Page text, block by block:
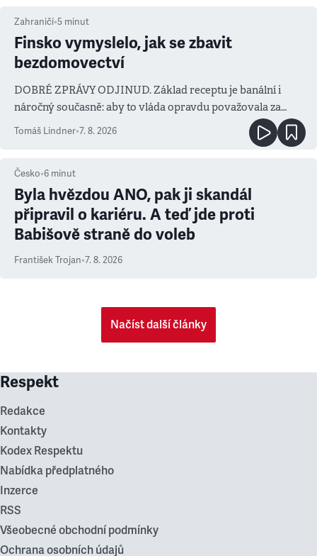
Zahraničí•5 minut
Finsko vymyslelo, jak se zbavit
bezdomovectví
DOBRÉ ZPRÁVY ODJINUD. Základ receptu je banální i
náročný současně: aby to vláda opravdu považovala za
prioritu
Tomáš Lindner•7. 8. 2026
Česko•6 minut
Byla hvězdou ANO, pak ji skandál
připravil o kariéru. A teď jde proti
Babišově straně do voleb
František Trojan•7. 8. 2026
Načíst další články
Respekt
Redakce
Kontakty
Kodex Respektu
Nabídka předplatného
Inzerce
RSS
Všeobecné obchodní podmínky
Ochrana osobních údajů